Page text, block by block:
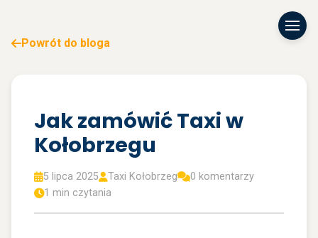
Powrót do bloga
Jak zamówić Taxi w
Kołobrzegu
5 lipca 2025 Taxi Kołobrzeg
0 komentarzy
1 min czytania